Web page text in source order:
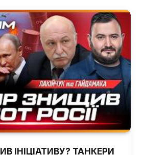
ІНІЦІАТИВУ? ТАНКЕРИ